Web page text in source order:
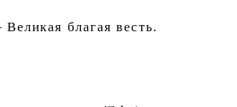
благая весть.